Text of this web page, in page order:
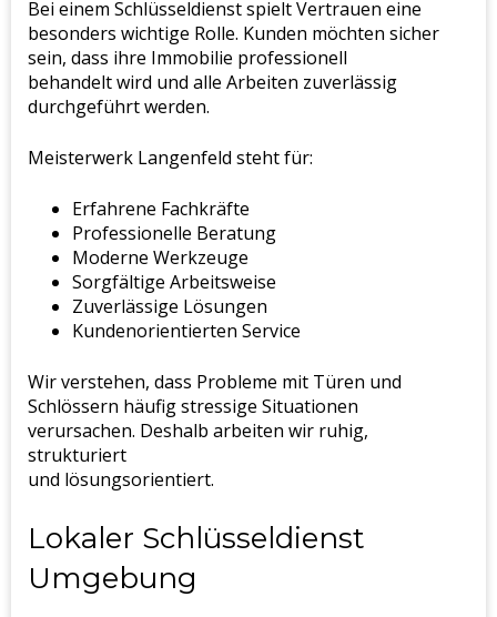
Bei einem Schlüsseldienst spielt Vertrauen eine
besonders wichtige Rolle. Kunden möchten sicher
sein, dass ihre Immobilie professionell
behandelt wird und alle Arbeiten zuverlässig
durchgeführt werden.
Meisterwerk Langenfeld steht für:
Erfahrene Fachkräfte
Professionelle Beratung
Moderne Werkzeuge
Sorgfältige Arbeitsweise
Zuverlässige Lösungen
Kundenorientierten Service
Wir verstehen, dass Probleme mit Türen und
Schlössern häufig stressige Situationen
verursachen. Deshalb arbeiten wir ruhig,
strukturiert
und lösungsorientiert.
Lokaler Schlüsseldienst
Umgebung